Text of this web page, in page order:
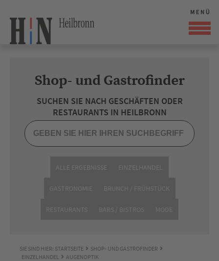
Shop- und Gastrofinder
SUCHEN SIE NACH GESCHÄFTEN ODER
RESTAURANTS IN HEILBRONN
ALLE ERGEBNISSE EINZELHANDEL
GASTRONOMIE BRUNCH / FRÜHSTÜCK
RESTAURANTS BARS / BISTROS MODE
SIE SIND HIER: STARTSEITE
SHOP- UND GASTROFINDER
EINZELHANDEL
AUGENOPTIK